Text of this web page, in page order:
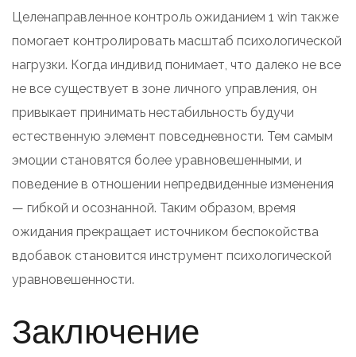
Целенаправленное контроль ожиданием 1 win также
помогает контролировать масштаб психологической
нагрузки. Когда индивид понимает, что далеко не все
не все существует в зоне личного управления, он
привыкает принимать нестабильность будучи
естественную элемент повседневности. Тем самым
эмоции становятся более уравновешенными, и
поведение в отношении непредвиденные изменения
— гибкой и осознанной. Таким образом, время
ожидания прекращает источником беспокойства
вдобавок становится инструмент психологической
уравновешенности.
Заключение